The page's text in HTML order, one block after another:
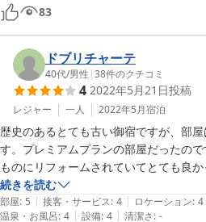
83
ドブリチャーテ
40代/男性 |38件のクチコミ
4 2022年5月21日投稿
レジャー 一人 2022年5月宿泊
歴史のあるとても古い御宿ですが、部
す。プレミアムプランの部屋だったの
ものにリフォームされていてとても良か
お風呂は家庭用の風呂で浴室は少し広め
ても綺麗にしてあります。
続きを読む
部屋: 5 | 接客・サービス: 4 | ロケーション: 4
温泉・お風呂: 4 | 設備: 4 | 清潔さ: -